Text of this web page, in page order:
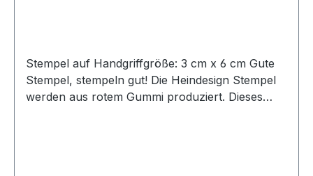
Stempel auf Handgriffgröße: 3 cm x 6 cm Gute
Stempel, stempeln gut! Die Heindesign Stempel
werden aus rotem Gummi produziert. Dieses